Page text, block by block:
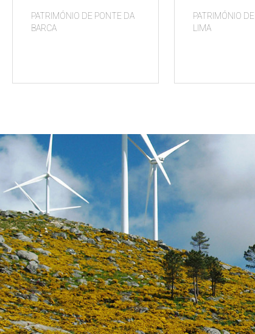
PATRIMÓNIO DE PONTE DA
BARCA
PATRIMÓNIO
LIMA